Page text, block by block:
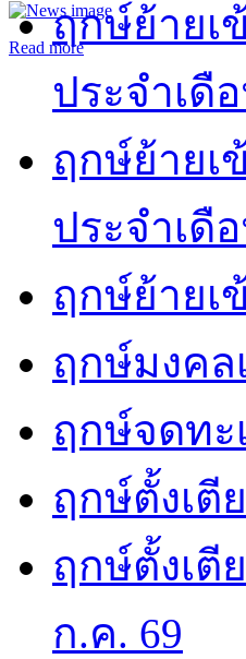
Read moreฤกษ์ย้าย
ประจำเดื
ฤกษ์ย้าย
ประจำเดื
ฤกษ์ย้ายเ
ฤกษ์มงคล
ฤกษ์จดทะ
ฤกษ์ตั้งเตี
ฤกษ์ตั้งเตี
ก.ค. 69